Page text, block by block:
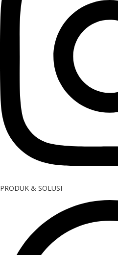
PRODUK & SOLUSI